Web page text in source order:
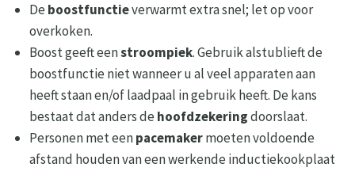
De boostfunctieverwarmt extra snel; let op voor
overkoken.
Boost geeft eenstroompiek. Gebruik alstublieft de
boostfunctie niet wanneer u al veel apparaten aan
heeft staan en/of laadpaal in gebruik heeft. De kans
bestaat dat anders de hoofdzekeringdoorslaat.
Personen met eenpacemakermoeten voldoende
afstand houden van een werkende inductiekookplaat